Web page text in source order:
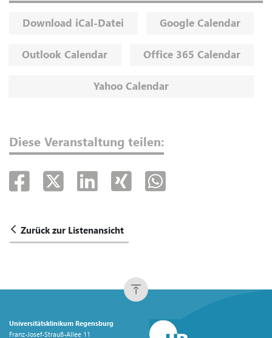
Download iCal-Datei Google Calendar
Outlook Calendar Office 365 Calendar
Yahoo Calendar
Diese Veranstaltung teilen:
Zurück zur Listenansicht
Universitätsklinikum Regensburg
Franz-Josef-Strauß-Allee 11